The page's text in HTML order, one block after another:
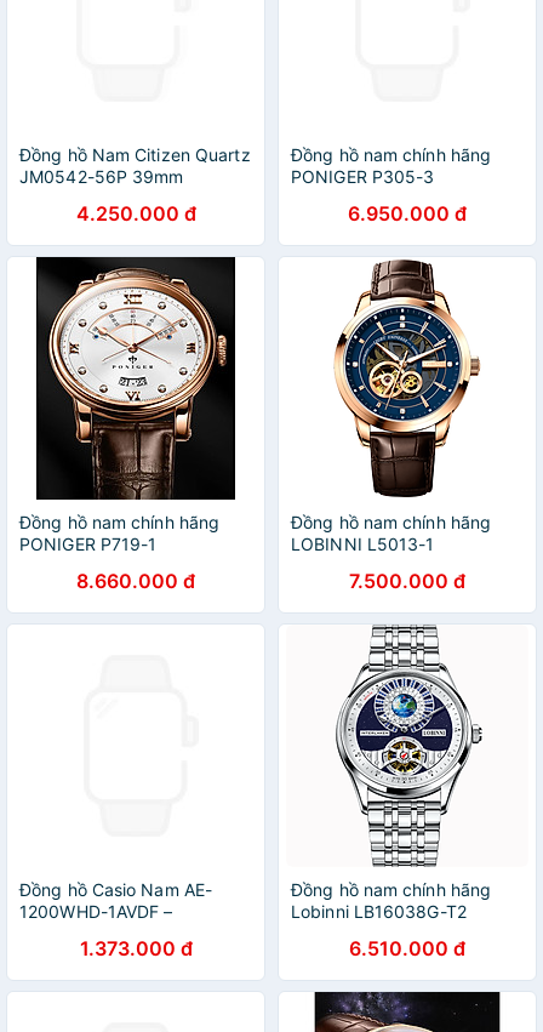
Đồng hồ Nam Citizen Quartz
JM0542-56P 39mm
4.250.000 đ
Đồng hồ nam chính hãng
PONIGER P305-3
6.950.000 đ
Đồng hồ nam chính hãng
PONIGER P719-1
8.660.000 đ
Đồng hồ nam chính hãng
LOBINNI L5013-1
7.500.000 đ
Đồng hồ Casio Nam AE-
1200WHD-1AVDF –
1.373.000 đ
Đồng hồ nam chính hãng
Lobinni LB16038G-T2
6.510.000 đ